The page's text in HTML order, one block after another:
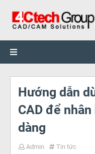
Hướng dẫn
CAD để
dàng
Admin Tin tức